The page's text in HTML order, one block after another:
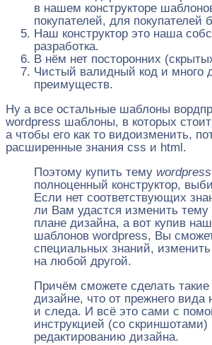
в нашем конструкторе
покупателей, для покупателей
Наш конструктор это наша
разработка.
В нём нет посторонних
Чистый валидный код и много
преимуществ.
Ну а все остальные шаблоны
wordpress шаблоны, в которых
а чтобы его как то видоизменить,
расширенные знания css и html.
Поэтому купить тему wordpress
полноценный конструктор,
Если нет соответствующих
ли Вам удастся изменить тему
плане дизайна, а вот купив наш
шаблонов wordpress, Вы
специальных знаний, изменить
на любой другой.
Причём сможете сделать
дизайне, что от прежнего вида
и следа. И всё это сами с
инструкцией (со скриншотами)
редактированию дизайна.